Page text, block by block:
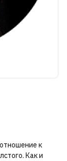
к
Как и